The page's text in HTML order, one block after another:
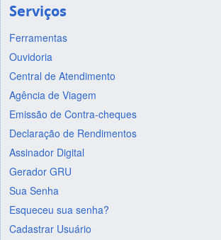
Serviços
Ferramentas
Ouvidoria
Central de Atendimento
Agência de Viagem
Emissão de Contra-cheques
Declaração de Rendimentos
Assinador Digital
Gerador GRU
Sua Senha
Esqueceu sua senha?
Cadastrar Usuário